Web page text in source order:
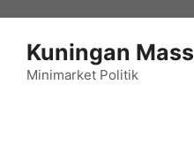
Kuningan Mass
Minimarket Politik